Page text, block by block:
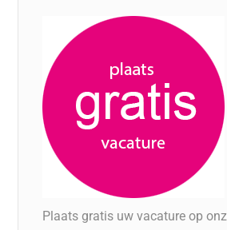
Plaats gratis uw vacature op